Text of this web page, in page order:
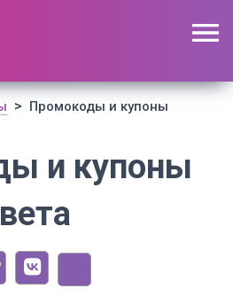
> Промокоды и купоны
и купоны